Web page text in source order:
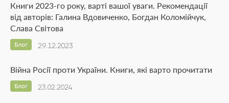
Книги 2023-го року, варті вашої уваги. Рекомендації
від авторів: Галина Вдовиченко, Богдан Коломійчук,
Слава Світова
29.12.2023
Блог
Війна Росії проти України. Книги, які варто прочитати
23.02.2024
Блог